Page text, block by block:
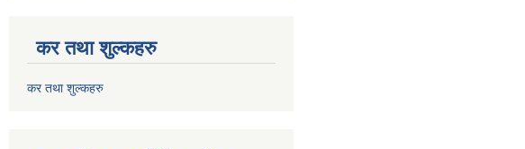
कर तथा शुल्कहरु
कर तथा शुल्कहरु